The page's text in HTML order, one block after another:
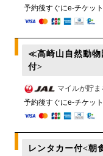
予約後すぐにe-チケッ
≪高崎山自然動物
付>
マイルが貯ま
予約後すぐにe-チケッ
レンタカー付<朝